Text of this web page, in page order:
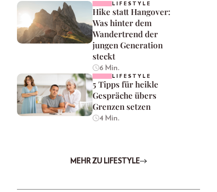
LIFESTYLE
Hike statt Hangover:
Was hinter dem
Wandertrend der
jungen Generation
steckt
6 Min.
LIFESTYLE
5 Tipps für heikle
Gespräche übers
Grenzen setzen
4 Min.
MEHR ZU LIFESTYLE